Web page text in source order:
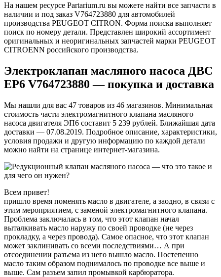
На нашем ресурсе Partarium.ru вы можете найти все запчасти в
наличии и под заказ V764723880 для автомобилей
производства PEUGEOT CITRON. Форма поиска выполняет
поиск по номеру детали. Представлен широкий ассортимент
оригинальных и неоригинальных запчастей марки PEUGEOT
CITROENN российского производства.
Электроклапан масляного насоса ДВС
EP6 V764723880 — покупка и доставка
Мы нашли для вас 47 товаров из 46 магазинов. Минимальная
стоимость части электромагнитного клапана масляного
насоса двигателя ЭП6 составит 5 239 рублей. Ближайшая дата
доставки — 07.08.2019. Подробное описание, характеристики,
условия продажи и другую информацию по каждой детали
можно найти на странице интернет-магазина.
Всем привет!
пришло время поменять масло в двигателе, а заодно, в связи с
этим мероприятием, с заменой электромагнитного клапана.
Проблема заключалась в том, что этот клапан начал
выталкивать масло наружу по своей проводке (не через
прокладку, а через провода). Самое опасное, что этот клапан
может заклинивать со всеми последствиями… А при
отсоединении разъема из него вышло масло. Постепенно
масло таким образом поднималось по проводке все выше и
выше. Сам разъем запил промывкой карбюратора.